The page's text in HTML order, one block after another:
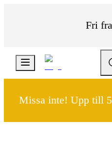
Fri
Missa inte! Upp till